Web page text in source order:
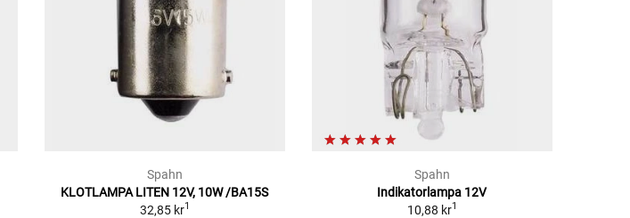
Spahn
KLOTLAMPA LITEN 12V, 10W /BA15S
32,85 kr1
Spahn
Indikatorlampa 12V
10,88 kr1